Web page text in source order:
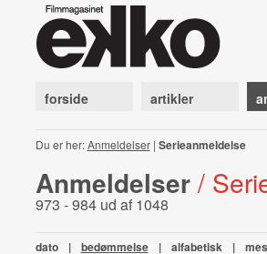
forside artikler
Du er her:Anmeldelser| Serieanmeldelse
Anmeldelser /
973 - 984 ud af 1048
dato | bedømmelse | alfabetisk |